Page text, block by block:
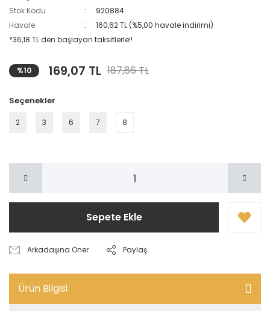
Stok Kodu
920884
Havale
160,62 TL (%5,00 havale indirimi)
*36,18 TL den başlayan taksitlerle!!
%10 169,07 TL 187,86 TL
Seçenekler
2 3 6 7 8
Sepete Ekle
Arkadaşına Öner Paylaş
Ürün Bilgisi